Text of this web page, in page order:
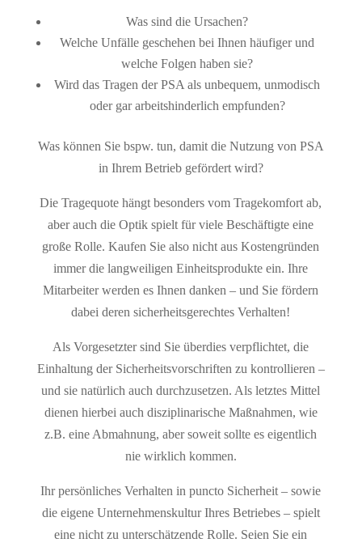
Was sind die Ursachen?
Welche Unfälle geschehen bei Ihnen häufiger und
welche Folgen haben sie?
Wird das Tragen der PSA als unbequem, unmodisch
oder gar arbeitshinderlich empfunden?
Was können Sie bspw. tun, damit die Nutzung von PSA
in Ihrem Betrieb gefördert wird?
Die Tragequote hängt besonders vom Tragekomfort ab,
aber auch die Optik spielt für viele Beschäftigte eine
große Rolle. Kaufen Sie also nicht aus Kostengründen
immer die langweiligen Einheitsprodukte ein. Ihre
Mitarbeiter werden es Ihnen danken – und Sie fördern
dabei deren sicherheitsgerechtes Verhalten!
Als Vorgesetzter sind Sie überdies verpflichtet, die
Einhaltung der Sicherheitsvorschriften zu kontrollieren –
und sie natürlich auch durchzusetzen. Als letztes Mittel
dienen hierbei auch disziplinarische Maßnahmen, wie
z.B. eine Abmahnung, aber soweit sollte es eigentlich
nie wirklich kommen.
Ihr persönliches Verhalten in puncto Sicherheit – sowie
die eigene Unternehmenskultur Ihres Betriebes – spielt
eine nicht zu unterschätzende Rolle. Seien Sie ein